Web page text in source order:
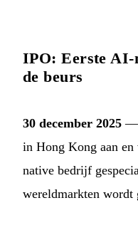
IPO: Eerste
de beurs
30 december 2025 —
in Hong Kong aan en
native bedrijf
wereldmarkten wordt